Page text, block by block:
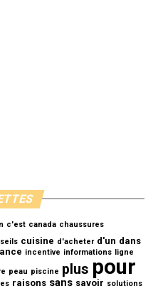
c'est canada chaussures
cuisine d'acheter d'un dans
incentive informations ligne
peau piscine plus pour
raisons sans savoir solutions